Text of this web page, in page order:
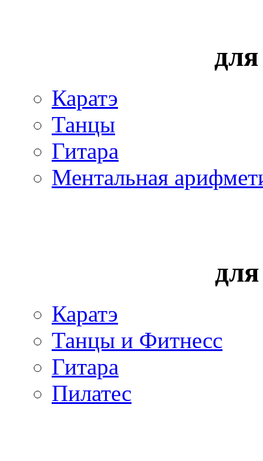
Каратэ
Танцы
Гитара
Ментальная
Каратэ
Танцы и Фитнесс
Гитара
Пилатес